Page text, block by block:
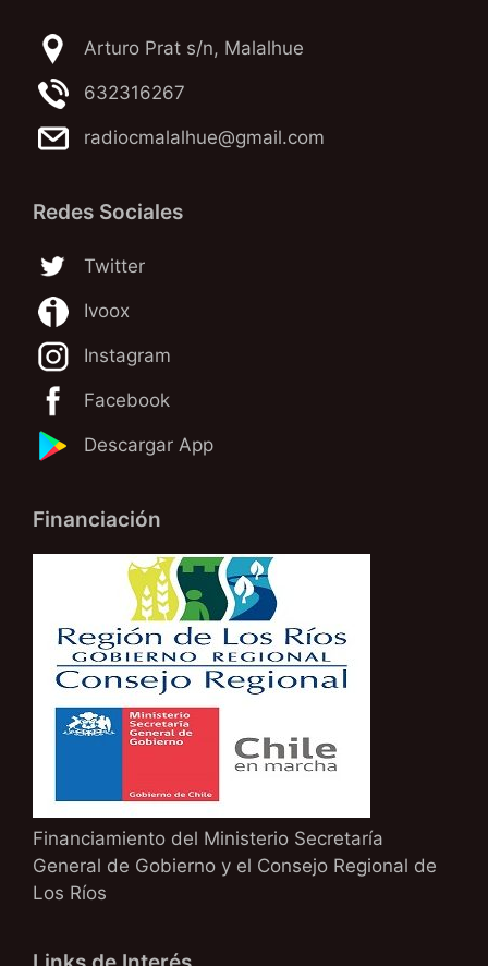
Arturo Prat s/n, Malalhue
632316267
radiocmalalhue@gmail.com
Redes Sociales
Twitter
Ivoox
Instagram
Facebook
Descargar App
Financiación
Financiamiento del Ministerio Secretaría
General de Gobierno y el Consejo Regional de
Los Ríos